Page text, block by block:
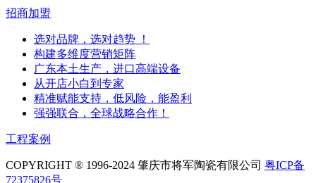
招商加盟
选对品牌，选对趋势 ！
构建多维度营销矩阵
广东本土生产，进口高端设备
从开店小白到专家
精准赋能支持，低风险，能盈利
强强联合，全球战略合作！
工程案例
COPYRIGHT ® 1996-2024 肇庆市将军陶瓷有限公司 粤ICP备
72375826号